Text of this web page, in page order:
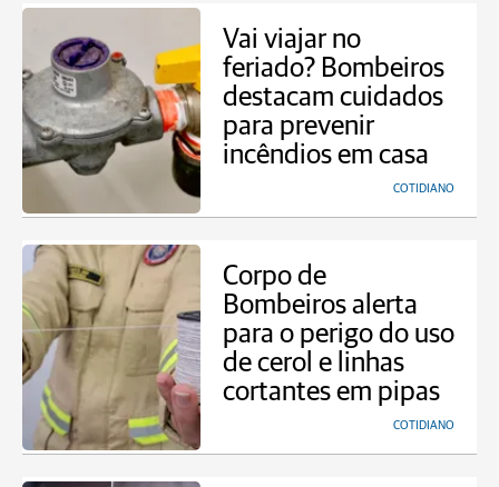
Vai viajar no
feriado? Bombeiros
destacam cuidados
para prevenir
incêndios em casa
COTIDIANO
Corpo de
Bombeiros alerta
para o perigo do uso
de cerol e linhas
cortantes em pipas
COTIDIANO